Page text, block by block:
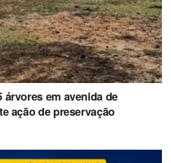
em avenida de
ação de preservação